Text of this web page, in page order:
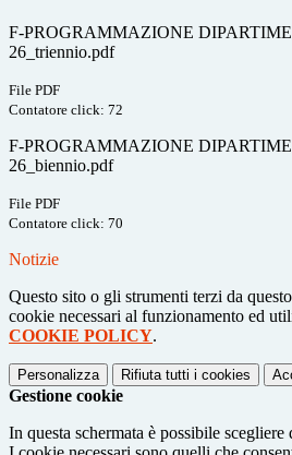
F-PROGRAMMAZIONE
26_triennio.pdf
File PDF
Contatore click: 72
F-PROGRAMMAZIONE
26_biennio.pdf
File PDF
Contatore click: 70
Notizie
Questo sito o gli strumenti terzi da
cookie necessari al funzionamento ed
COOKIE POLICY.
Personalizza Rifiuta tutti i cookies
Gestione cookie
In questa schermata è possibile